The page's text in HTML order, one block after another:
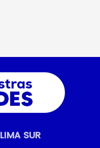
LIMA SUR